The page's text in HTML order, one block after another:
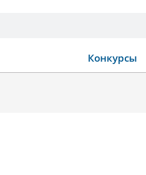
Конкурсы